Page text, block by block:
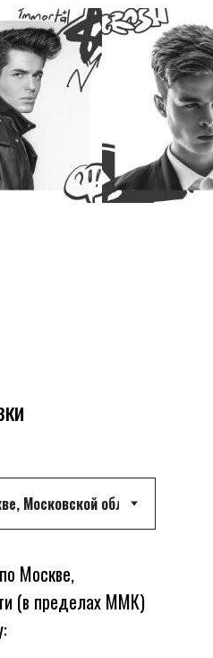
Москве,
(в пределах ММК)